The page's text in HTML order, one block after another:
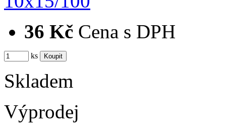
36 Kč Cena s DPH
ks
Skladem
Výprodej